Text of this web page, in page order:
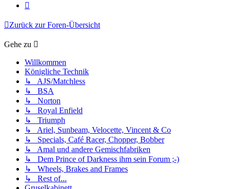
Zurück zur Foren-Übersicht
Gehe zu
Willkommen
Königliche Technik
↳ AJS/Matchless
↳ BSA
↳ Norton
↳ Royal Enfield
↳ Triumph
↳ Ariel, Sunbeam, Velocette, Vincent & Co
↳ Specials, Café Racer, Chopper, Bobber
↳ Amal und andere Gemischfabriken
↳ Dem Prince of Darkness ihm sein Forum ;-)
↳ Wheels, Brakes and Frames
↳ Rest of...